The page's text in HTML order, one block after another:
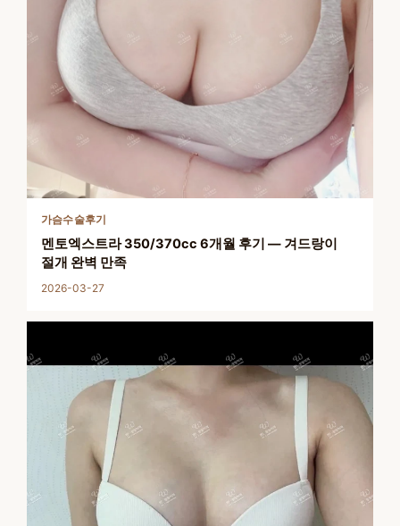
가슴수술후기
멘토엑스트라 350/370cc 6개월 후기 — 겨드랑이
절개 완벽 만족
2026-03-27